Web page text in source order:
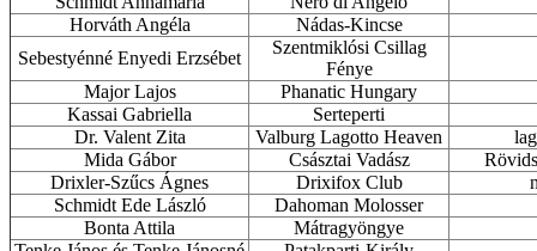
Horváth Angéla
Nádas-Kincse
Sebestyénné Enyedi Erzsébet
Szentmiklósi Csillag
Fénye
Major Lajos
Phanatic Hungary
Kassai Gabriella
Serteperti
Dr. Valent Zita
Valburg Lagotto Heaven
Mida Gábor
Császtai Vadász
Drixler-Szűcs Ágnes
Drixifox Club
Schmidt Ede László
Dahoman Molosser
Bonta Attila
Mátragyöngye